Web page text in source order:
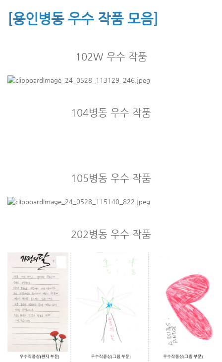
[용인병동 우수 작품 모음]
102W 우수 작품
104병동 우수 작품
105병동 우수 작품
202병동 우수 작품